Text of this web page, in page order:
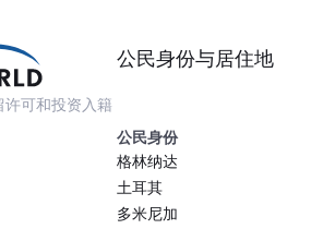
许可和投资入籍
公民身份与居住地
公民身份
格林纳达
土耳其
多米尼加